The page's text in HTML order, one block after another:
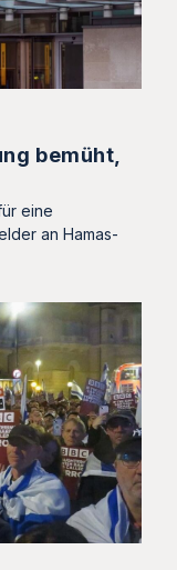
bemüht,
eine
an Hamas-